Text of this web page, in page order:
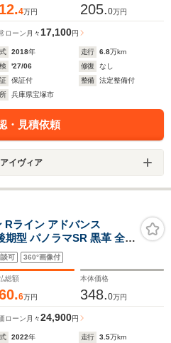
4万円 205.0万円
ローン 月々 17,100円
2018年 走行 6.8万km
'27/06 修復
なし
保証付 整備
法定整備付
兵庫県宝塚市
・見積依頼
イヴィア
ライン アドバンス
型 パノラマSR 黒革 全席
kardon 全周C&パーク
フティ LEDヘッドライト
純正20AW 禁煙 1オナ
可 360°画像付
総額
6万円
本体価格
348.0万円
ローン 月々24,900円
2022年 走行 3.5万km